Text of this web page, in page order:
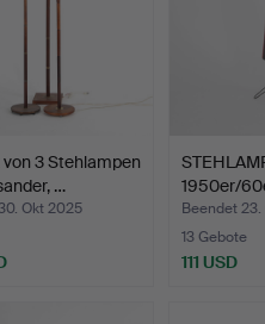
von 3 Stehlampen
…
Okt 2025
1950er/
Beendet
13 Gebote
111 USD